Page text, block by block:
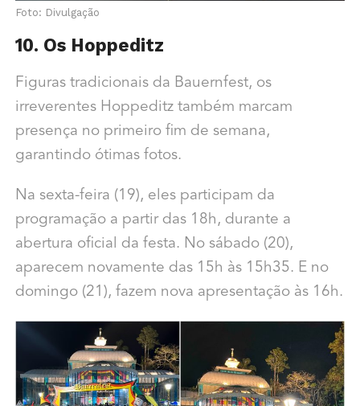
Foto: Divulgação
10. Os Hoppeditz
Figuras tradicionais da Bauernfest, os
irreverentes Hoppeditz também marcam
presença no primeiro fim de semana,
garantindo ótimas fotos.
Na sexta-feira (19), eles participam da
programação a partir das 18h, durante a
abertura oficial da festa. No sábado (20),
aparecem novamente das 15h às 15h35. E no
domingo (21), fazem nova apresentação às 16h.